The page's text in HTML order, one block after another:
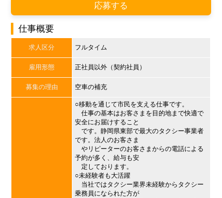
応募する
仕事概要
求人区分 フルタイム
雇用形態 正社員以外（契約社員）
募集の理由 空車の補充
○移動を通じて市民を支える仕事です。
仕事の基本はお客さまを目的地まで快適で
安全にお届けすること
です。静岡県東部で最大のタクシー事業者
です。法人のお客さま
やリピーターのお客さまからの電話による
予約が多く、給与も安
定しております。
○未経験者も大活躍
当社ではタクシー業界未経験からタクシー
乗務員になられた方が